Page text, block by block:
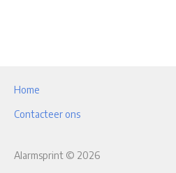
Alarmsprint © 2026
Home
Contacteer ons